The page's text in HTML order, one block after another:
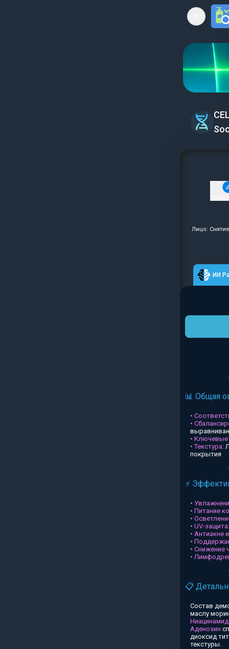
Open
Лицо:
ИИ
📊 Общая
•
•
•
• Текстура:
покрытия
⚡
•
• Питание
•
• UV-защита:
• Антиакне
•
• Снижение
•
📋
Состав
маслу
Ниацинамид
Аденозин
диоксид
текстуры.